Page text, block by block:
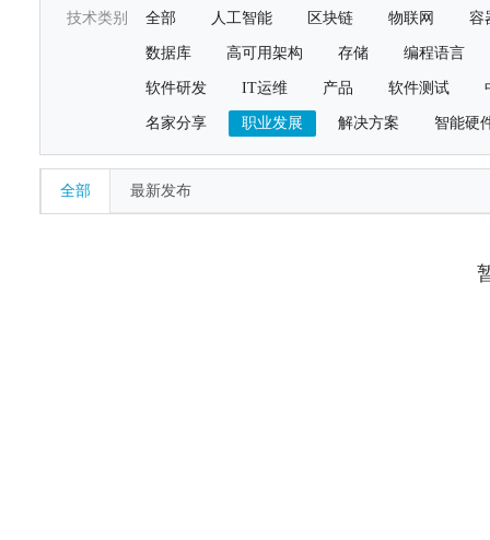
技术类别 全部 人工智能 区块链 物联网 容
数据库 高可用架构 存储 编程语言
软件研发 IT运维 产品 软件测试
名家分享 职业发展 解决方案 智能硬
全部 最新发布